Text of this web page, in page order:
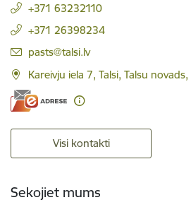
+371 63232110
+371 26398234
E-pasts:
pasts@talsi.lv
Kareivju iela 7, Talsi, Talsu
Visi kontakti
Sekojiet mums